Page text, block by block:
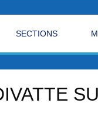
SECTIONS